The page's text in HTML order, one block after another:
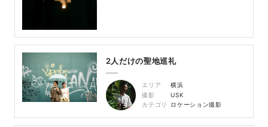
2人だけの聖地巡礼
エリア
横浜
撮影
USK
カテゴリ
ロケーション撮影